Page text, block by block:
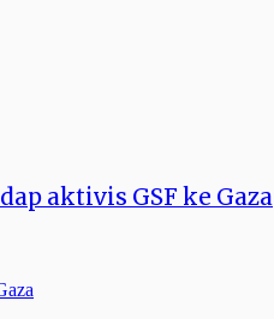
aktivis GSF ke Gaza